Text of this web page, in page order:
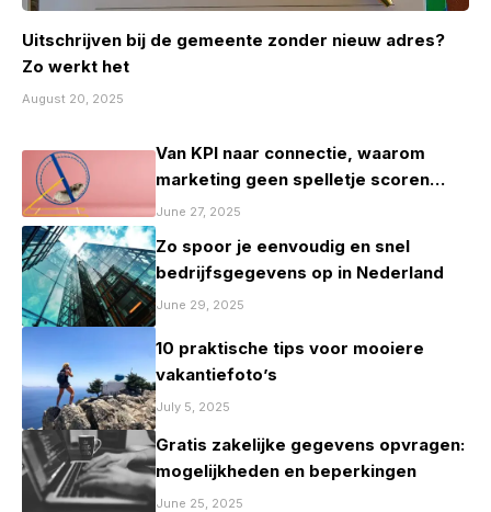
Uitschrijven bij de gemeente zonder nieuw adres?
Zo werkt het
August 20, 2025
Van KPI naar connectie, waarom
marketing geen spelletje scoren
mag zijn
June 27, 2025
Zo spoor je eenvoudig en snel
bedrijfsgegevens op in Nederland
June 29, 2025
10 praktische tips voor mooiere
vakantiefoto’s
July 5, 2025
Gratis zakelijke gegevens opvragen:
mogelijkheden en beperkingen
June 25, 2025